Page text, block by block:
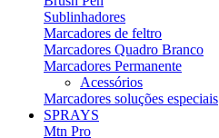
Sublinhadores
Marcadores de feltro
Marcadores Quadro Branco
Marcadores Permanente
Acessórios
Marcadores soluções especiais
SPRAYS
Mtn Pro